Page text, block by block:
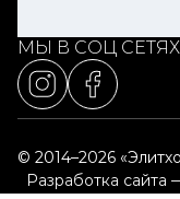
МЫ В СОЦ СЕТЯХ
© 2014–2026
Разработка сайта